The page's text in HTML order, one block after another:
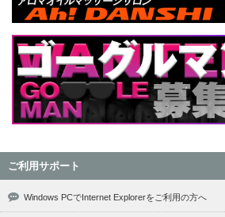
ご利用サポート
Windows PCでInternet Explorerをご利用の方へ